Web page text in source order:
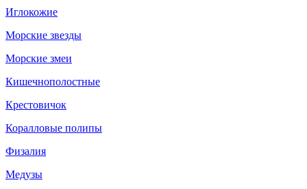
Иглокожие
Морские звезды
Морские змеи
Кишечнополостные
Крестовичок
Коралловые полипы
Физалия
Медузы